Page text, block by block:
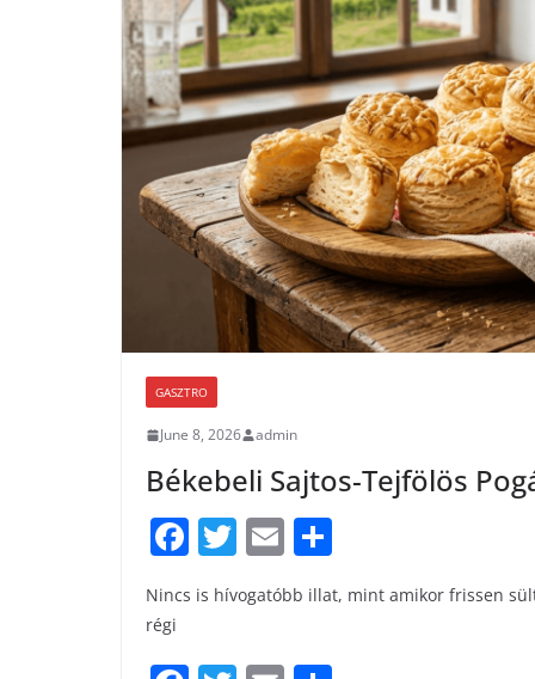
GASZTRO
June 8, 2026 admin
Békebeli Sajtos-Tejfölös
F
a
c
e
T
itt
er
E
m
ai ar
Nincs is hívogatóbb illat, mint amikor frissen
régi